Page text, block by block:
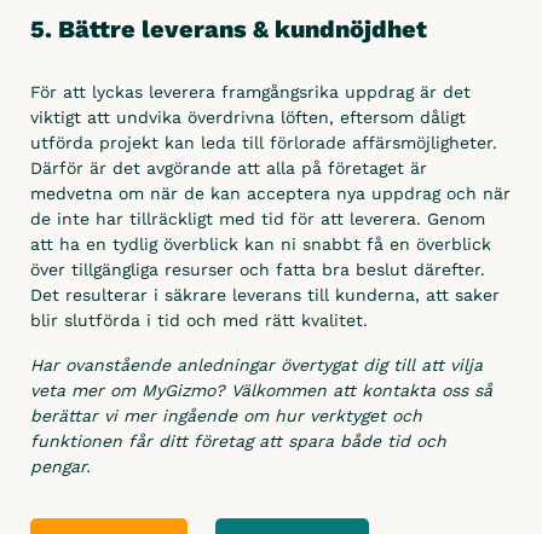
5. Bättre leverans & kundnöjdhet
För att lyckas leverera framgångsrika uppdrag är det
viktigt att undvika överdrivna löften, eftersom dåligt
utförda projekt kan leda till förlorade affärsmöjligheter.
Därför är det avgörande att alla på företaget är
medvetna om när de kan acceptera nya uppdrag och när
de inte har tillräckligt med tid för att leverera. Genom
att ha en tydlig överblick kan ni snabbt få en överblick
över tillgängliga resurser och fatta bra beslut därefter.
Det resulterar i säkrare leverans till kunderna, att saker
blir slutförda i tid och med rätt kvalitet.
Har ovanstående anledningar övertygat dig till att vilja
veta mer om MyGizmo? Välkommen att kontakta oss så
berättar vi mer ingående om hur verktyget och
funktionen får ditt företag att spara både tid och
pengar.